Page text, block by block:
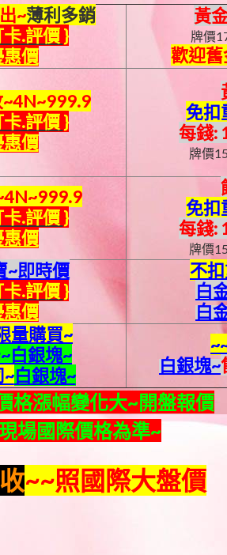
~薄利多銷
.評價}
價
黃
牌價
歡迎
4N~999.9
.評價}
價
免扣
每錢:
牌價
4N~999.9
.評價}
價
免扣
每錢:
牌價
~即時價
.評價}
價
不
白
白
量購買~
白銀塊~
白銀塊~
白銀塊~
格漲幅變化大~開盤報價
場國際價格為準~
~~照國際大盤價